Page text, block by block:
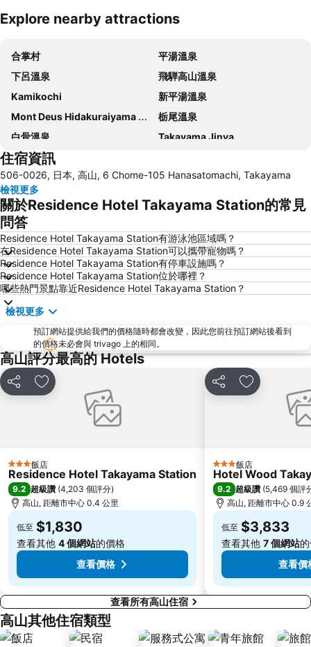
展開地圖
Explore nearby attractions
合掌村
平湯溫泉
下呂溫泉
飛騨高山溫泉
Kamikochi
新平湯溫泉
Mont Deus Hidakuraiyama Snow Park
栃尾溫泉
白骨溫泉
Takayama Jinya
Hidatakayama Ski Area
住宿資訊
506-0026, 日本, 高山, 6 Chome-105 Hanasatomachi, Takayama
檢視更多
關於Residence Hotel Takayama Station的常見
問答
Residence Hotel Takayama Station有游泳池區域嗎？
在Residence Hotel Takayama Station可以攜帶寵物嗎？
Residence Hotel Takayama Station有停車設施嗎？
Residence Hotel Takayama Station位於哪裡？
哪些熱門景點靠近Residence Hotel Takayama Station？
檢視更多
預訂網站提供給我們的價格隨時都會改變，因此您前往預訂網站後看到
的價格未必會與 trivago 上的相同。
高山評分最高的 Hotels
分享 加入我的最愛
3 星級飯店
Residence Hotel Takayama Station
9.2 超級讚 (4,203 個評分)
高山, 距離市中心 0.4 公里
低至 $1,830
查看其他 4 個網站的價格
查看價格
分享 加入我的最
3 星級飯店
Hotel Wood
9.2 超級讚 (5,469 個評
高山, 距離市中心 0.9
低至 $3,833
查看其他 7 個網站
查看價
查看所有高山住宿
高山其他住宿類型